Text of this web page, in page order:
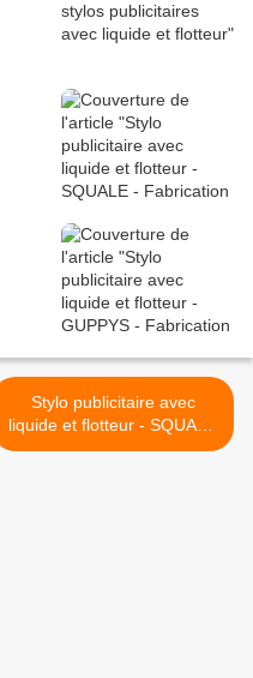
Stylo publicitaire avec
liquide et flotteur - SQUALE
- Fabrication européenne >